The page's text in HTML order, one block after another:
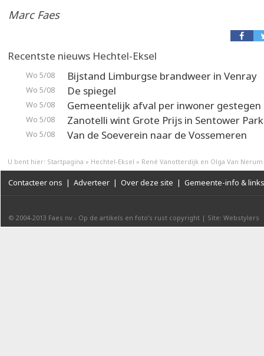
Marc Faes
Recentste nieuws Hechtel-Eksel
Wo 5/08 Bijstand Limburgse brandweer in Venray
Wo 5/08 De spiegel
Wo 5/08 Gemeentelijk afval per inwoner gestegen
Wo 5/08 Zanotelli wint Grote Prijs in Sentower Park
Wo 5/08 Van de Soeverein naar de Vossemeren
U bent hier: Startpagina » Hechtel-Eksel » René Vanotterdijk en Olga Van
Contacteer ons | Adverteer | Over deze site | Gemeente-info & links
© 2004-2013 Faes nv - Op de artikels en foto’s rust copyright | Site: Webstylers